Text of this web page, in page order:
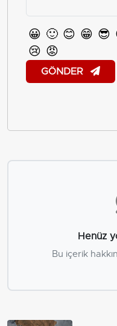
😀 🙂 😊 😁 😎
😢 😡
GÖNDER
Henüz
Bu içerik